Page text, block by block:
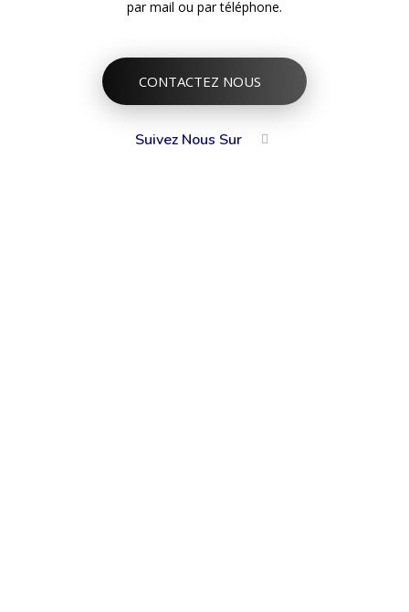
par mail ou par téléphone.
CONTACTEZ NOUS
Suivez Nous Sur